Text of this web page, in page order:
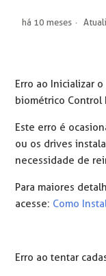
há 10 meses
Erro ao Inicializar
biométrico Control
Este erro é
ou os drives
necessidade de
Para maiores
acesse: Como
Erro ao tentar